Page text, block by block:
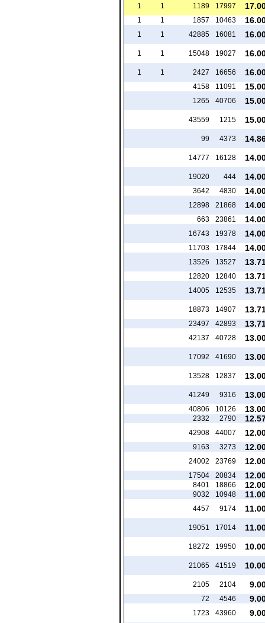
17997
1189
1
1
10463
1857
1
1
16081
42885
1
1
19027
15048
1
1
16656
2427
1
1
11091
4158
40706
1265
1215
43559
4373
99
16128
14777
444
19020
4830
3642
21868
12898
23861
663
19378
16743
17844
11703
13527
13526
12840
12820
12535
14005
14907
18873
42893
23497
40728
42137
41690
17092
12837
13528
9316
41249
10126
40806
2790
2332
44007
42908
3273
9163
23769
24002
20834
17504
18866
8401
10948
9032
9174
4457
17014
19051
19950
18272
41519
21065
2104
2105
4546
72
43960
1723